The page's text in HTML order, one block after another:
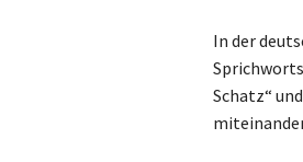
In der
Schatz“